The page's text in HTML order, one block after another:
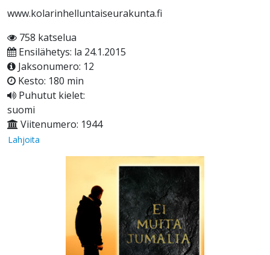
www.kolarinhelluntaiseurakunta.fi
758 katselua
Ensilähetys: la 24.1.2015
Jaksonumero: 12
Kesto: 180 min
Puhutut kielet:
suomi
Viitenumero: 1944
Lahjoita